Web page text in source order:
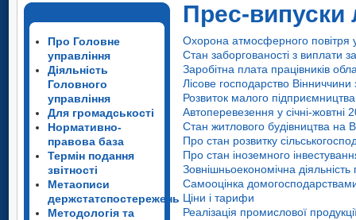
Про Головне
управління
Діяльність
Головного
управління
Для громадськості
Нормативно-
правова база
Термін подання
звітності
Метаописи
держстатспостережень
Методологія та
Прес-випуски
Охорона атмосферного повітря
Стан заборгованості з виплати
Заробітна плата працівників
Лісове господарство
Розвиток малого
Автоперевезення у січні-жовтні
Стан житлового будівництва на
Про стан розвитку
Про стан іноземного
Зовнішньоекономічна діяльність
Самооцінка домогосподарствами
Ціни і тарифи
Реалізація промислової